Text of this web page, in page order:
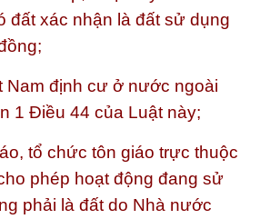
đất xác nhận là đất sử dụng
Nam định cư ở nước ngoài
1 Điều 44 của Luật này;
tổ chức tôn giáo trực thuộc
phép hoạt động đang sử
phải là đất do Nhà nước